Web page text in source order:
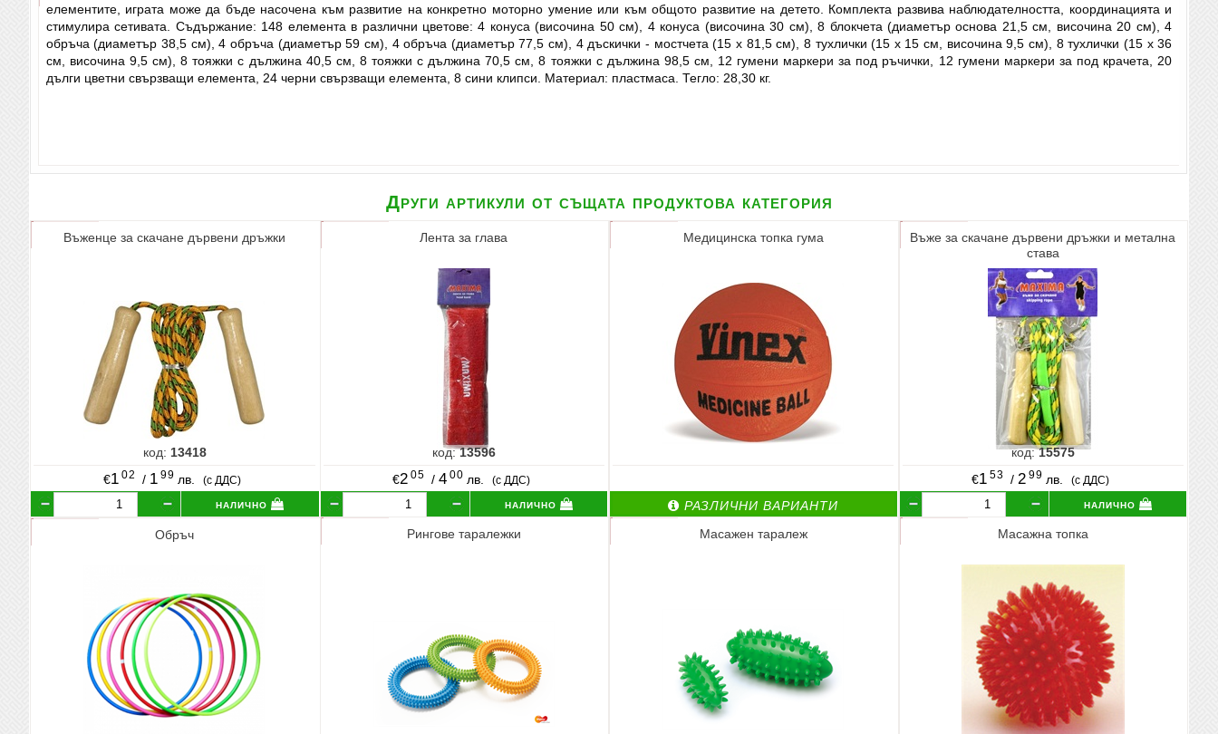
елементите, играта може да бъде насочена към развитие на конкретно моторно умение или към общото развитие на детето. Комплекта развива наблюдателността, координацията и
стимулира сетивата. Съдържание: 148 елемента в различни цветове: 4 конуса (височина 50 см), 4 конуса (височина 30 см), 8 блокчета (диаметър основа 21,5 см, височина 20 см), 4
обръча (диаметър 38,5 см), 4 обръча (диаметър 59 см), 4 обръча (диаметър 77,5 см), 4 дъскички - мостчета (15 х 81,5 см), 8 тухлички (15 х 15 см, височина 9,5 см), 8 тухлички (15 х 36
см, височина 9,5 см), 8 тояжки с дължина 40,5 см, 8 тояжки с дължина 70,5 см, 8 тояжки с дължина 98,5 см, 12 гумени маркери за под ръчички, 12 гумени маркери за под крачета, 20
дълги цветни свързващи елемента, 24 черни свързващи елемента, 8 сини клипси. Материал: пластмаса. Тегло: 28,30 кг.
Други артикули от същата продуктова категория
Въженце за скачане дървени дръжки
код: 13418
€1 02 / 1 99 лв. (с ДДС)
налично
Лента за глава
код:13596
€2 05 / 4 00 лв. (с ДДС)
налично
Медицинска топка гума
РАЗЛИЧНИ ВАРИАНТИ
Въже за скачане дървени дръжки и метална
става
код:15575
€1 53 / 2 99 лв. (с ДДС)
налично
Обръч Рингове таралежки Масажен таралеж Масажна топка